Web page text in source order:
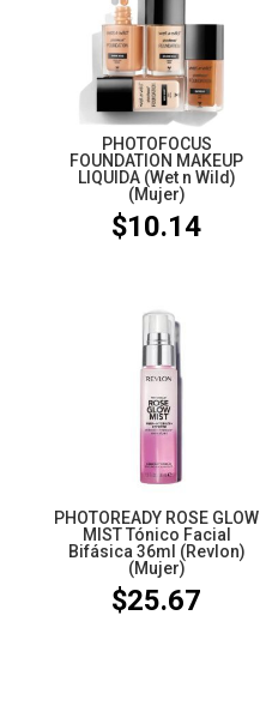
PHOTOFOCUS
FOUNDATION MAKEUP
LIQUIDA (Wet n Wild)
(Mujer)
$10.14
PHOTOREADY ROSE GLOW
MIST Tónico Facial
Bifásica 36ml (Revlon)
(Mujer)
$25.67